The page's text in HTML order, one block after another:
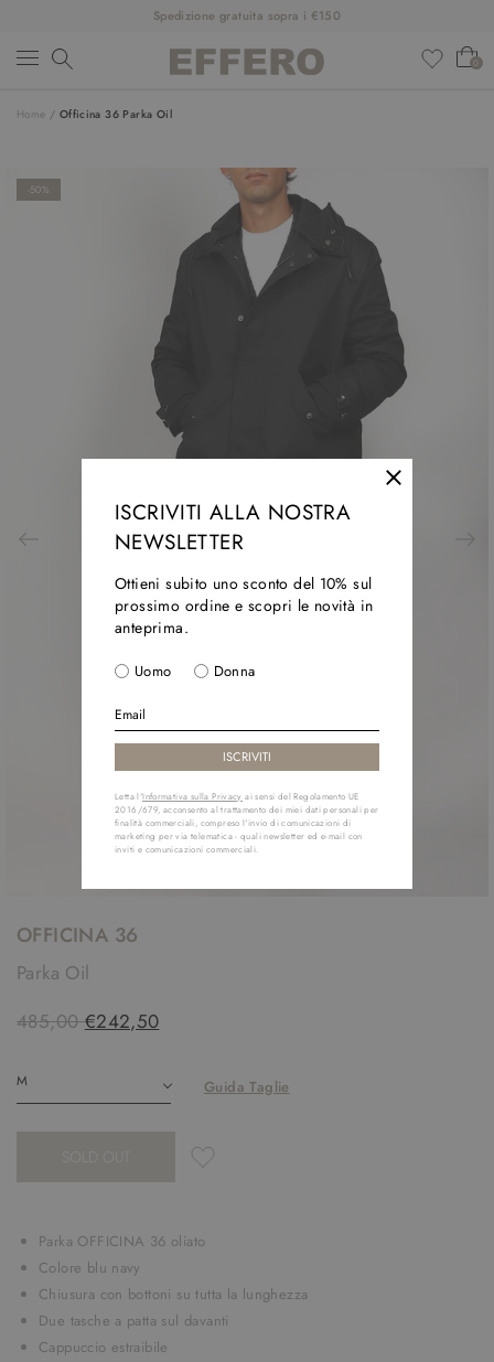
Spedizione gratuita sopra i €150
0
ABBIGLIAMENTO
ISCRIVITI ALLA NOSTRA
NEWSLETTER
Ottieni subito uno sconto del 10% sul
prossimo ordine e scopri le novità in
anteprima.
Uomo Donna
Letta l'Informativa sulla Privacy ai sensi del Regolamento UE
2016/679, acconsento al trattamento dei miei dati personali per
finalità commerciali, compreso l'invio di comunicazioni di
marketing per via telematica - quali newsletter ed e-mail con
inviti e comunicazioni commerciali.
Home / Officina 36 Parka Oil
-50%
OFFICINA 36
Parka Oil
485,00 €242,50
Guida Taglie
Parka OFFICINA 36 oliato
Colore blu navy
Chiusura con bottoni su tutta la lunghezza
Due tasche a patta sul davanti
Cappuccio estraibile